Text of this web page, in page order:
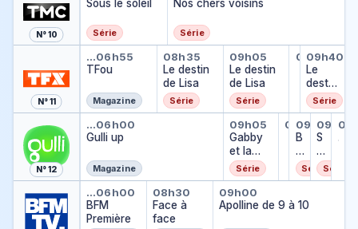
N° 10
Sous le soleil
Série
Nos chers voisins
Série
N° 11
TFou
…06h55
TFou
Magazine
Le destin de Lisa
08h35
Le destin
de Lisa
Série
Le destin de
09h05
Le destin
de Lisa
Série
Top
09h35
Top Info
Le
09h40
Le
destin
de
Lisa
Série
N° 12
Gulli up
…06h00
Gulli up
Magazine
Gabby et la
09h05
Gabby
et la
maison
magique
Série
Baby
09h30
Baby Born
Baby
09h35
B
a
b
y
o
Série
09h45
S
h
a
k
Série
…
BFM Première
…06h00
BFM
Première
Face à face
08h30
Face à
face
Apolline de 9 à
09h00
Apolline de 9 à 10